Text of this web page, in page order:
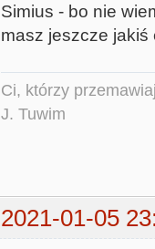
Simius - bo nie
masz jeszcze
Ci, którzy
J. Tuwim
2021-01-05